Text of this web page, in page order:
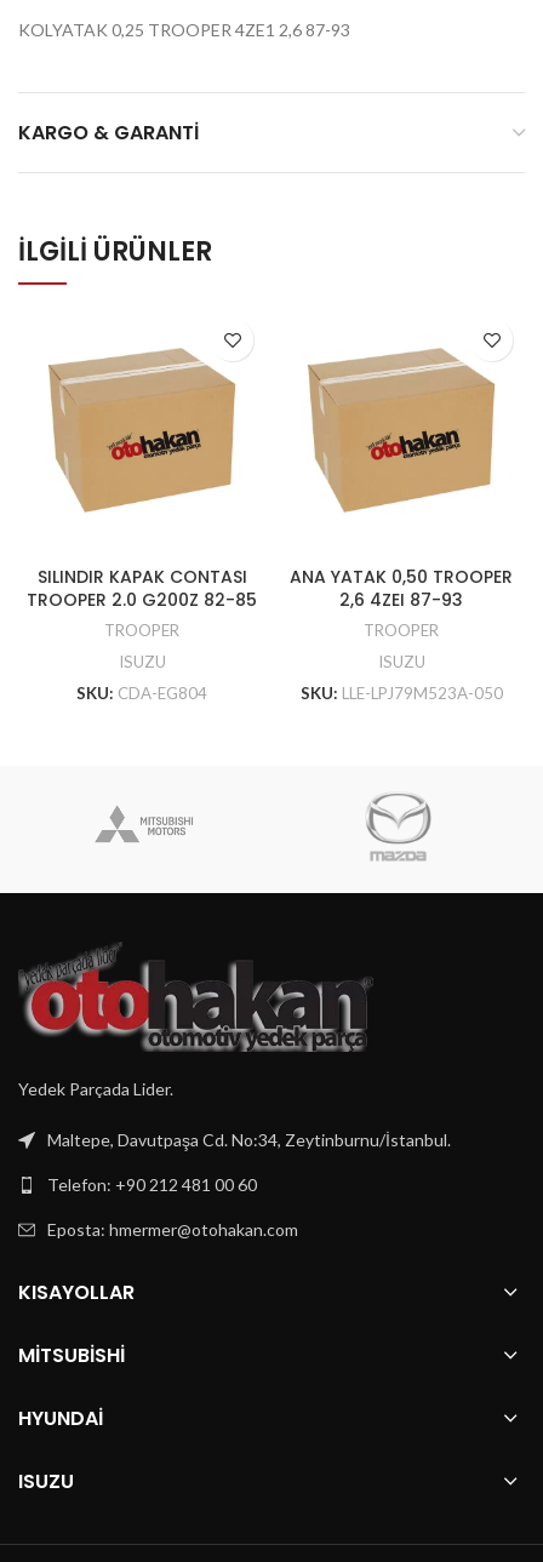
KOLYATAK 0,25 TROOPER 4ZE1 2,6 87-93
KARGO & GARANTI
İLGILI ÜRÜNLER
SILINDIR KAPAK CONTASI
TROOPER 2.0 G200Z 82-85
TROOPER
ISUZU
SKU: CDA-EG804
ANA YATAK 0,50 TROOPER
2,6 4ZEI 87-93
TROOPER
ISUZU
SKU: LLE-LPJ79M523A-050
Yedek Parçada Lider.
Maltepe, Davutpaşa Cd. No:34, Zeytinburnu/İstanbul.
Telefon: +90 212 481 00 60
Eposta: hmermer@otohakan.com
KISAYOLLAR
MITSUBISHI
HYUNDAI
ISUZU